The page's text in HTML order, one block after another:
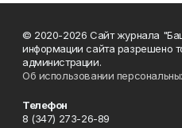
© 2020-2026 Сайт журнала
информации сайта разрешено
администрации.
Об использовании
Телефон
8 (347) 273-26-89